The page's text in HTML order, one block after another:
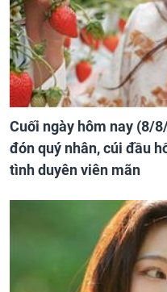
Cuối ngày hôm nay (8/
đón quý nhân, cúi đầu
tình duyên viên mãn